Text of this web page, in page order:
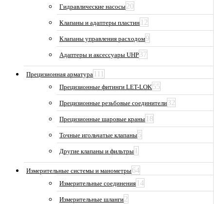
Гидравлические насосы20
Клапаны и адаптеры пластин 12
Клапаны управления расходом9
Адаптеры и аксессуары UHP37
Прецизионная арматура 111
Прецизионные фитинги LET-LOK55
Прецизионные резьбовые соединители32
Прецизионные шаровые краны 18
Точные игольчатые клапаны5
Другие клапаны и фильтры 1
Измерительные системы и манометры64
Измерительные соединения 14
Измерительные шланги2